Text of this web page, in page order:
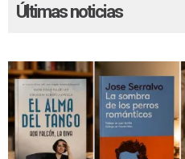
Últimas noticias